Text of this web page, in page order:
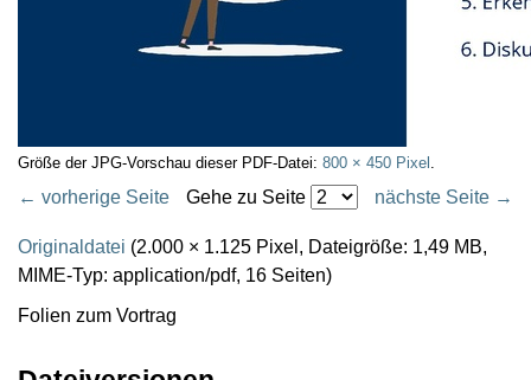
Größe der JPG-Vorschau dieser PDF-Datei: 800 × 450 Pixel .
← vorherige Seite Gehe zu Seite nächste Seite →
Originaldatei (2.000 × 1.125 Pixel, Dateigröße: 1,49 MB,
MIME-Typ: application/pdf, 16 Seiten)
Folien zum Vortrag